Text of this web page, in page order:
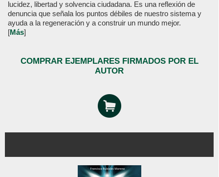
lucidez, libertad y solvencia ciudadana. Es una reflexión de
denuncia que señala los puntos débiles de nuestro sistema y
ayuda a la regeneración y a construir un mundo mejor.
[Más]
COMPRAR EJEMPLARES FIRMADOS POR EL
AUTOR